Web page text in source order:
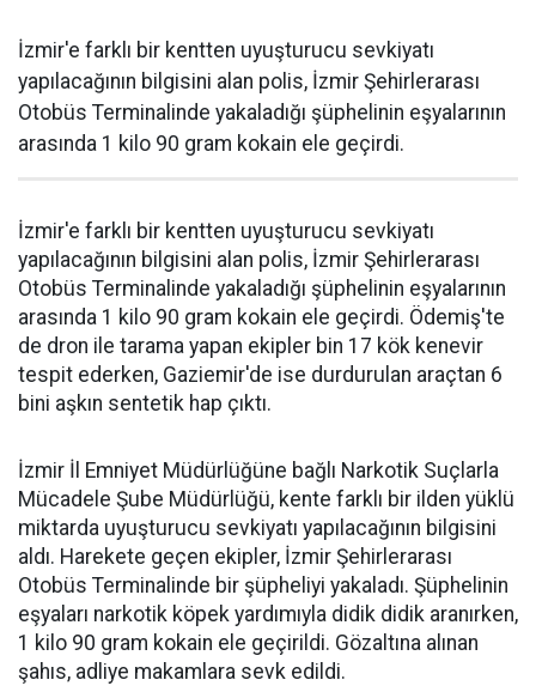
İzmir'e farklı bir kentten uyuşturucu sevkiyatı
yapılacağının bilgisini alan polis, İzmir Şehirlerarası
Otobüs Terminalinde yakaladığı şüphelinin eşyalarının
arasında 1 kilo 90 gram kokain ele geçirdi.
İzmir'e farklı bir kentten uyuşturucu sevkiyatı
yapılacağının bilgisini alan polis, İzmir Şehirlerarası
Otobüs Terminalinde yakaladığı şüphelinin eşyalarının
arasında 1 kilo 90 gram kokain ele geçirdi. Ödemiş'te
de dron ile tarama yapan ekipler bin 17 kök kenevir
tespit ederken, Gaziemir'de ise durdurulan araçtan 6
bini aşkın sentetik hap çıktı.
İzmir İl Emniyet Müdürlüğüne bağlı Narkotik Suçlarla
Mücadele Şube Müdürlüğü, kente farklı bir ilden yüklü
miktarda uyuşturucu sevkiyatı yapılacağının bilgisini
aldı. Harekete geçen ekipler, İzmir Şehirlerarası
Otobüs Terminalinde bir şüpheliyi yakaladı. Şüphelinin
eşyaları narkotik köpek yardımıyla didik didik aranırken,
1 kilo 90 gram kokain ele geçirildi. Gözaltına alınan
şahıs, adliye makamlara sevk edildi.